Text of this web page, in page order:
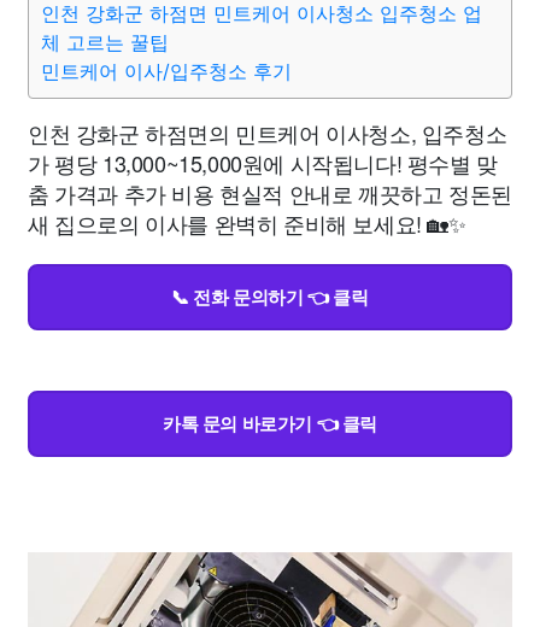
인천 강화군 하점면 민트케어 이사청소 입주청소 업
체 고르는 꿀팁
민트케어 이사/입주청소 후기
인천 강화군 하점면의 민트케어 이사청소, 입주청소
가 평당 13,000~15,000원에 시작됩니다! 평수별 맞
춤 가격과 추가 비용 현실적 안내로 깨끗하고 정돈된
새 집으로의 이사를 완벽히 준비해 보세요! 🏡✨
📞 전화 문의하기 👈 클릭
카톡 문의 바로가기 👈 클릭